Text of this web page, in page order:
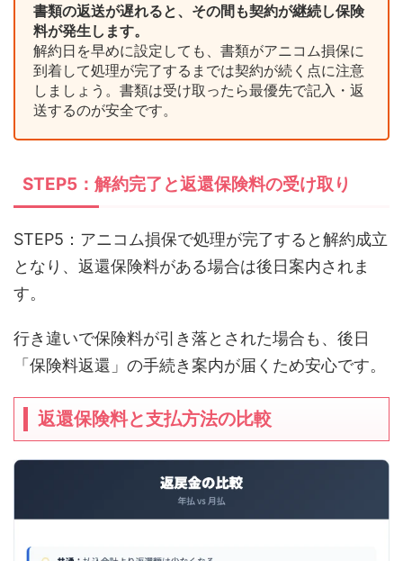
書類の返送が遅れると、その間も契約が継続し保険
料が発生します。
解約日を早めに設定しても、書類がアニコム損保に
到着して処理が完了するまでは契約が続く点に注意
しましょう。書類は受け取ったら最優先で記入・返
送するのが安全です。
STEP5：解約完了と返還保険料の受け取り
STEP5：アニコム損保で処理が完了すると解約成立
となり、返還保険料がある場合は後日案内されま
す。
行き違いで保険料が引き落とされた場合も、後日
「保険料返還」の手続き案内が届くため安心です。
返還保険料と支払方法の比較